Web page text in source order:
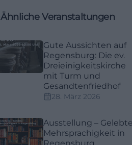
Ähnliche Veranstaltungen
Gute Aussichten auf
Regensburg: Die ev.
Dreieinigkeitskirche
mit Turm und
Gesandtenfriedhof
28. März 2026
Ausstellung – Gelebte
Mehrsprachigkeit in